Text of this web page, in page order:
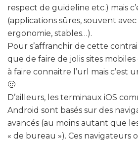
respect de guideline etc.) mais
(applications sûres, souvent
ergonomie, stables…).
Pour s’affranchir de cette
que de faire de jolis sites
à faire connaitre l’url mais c’est
🙂
D’ailleurs, les terminaux iOS
Android sont basés sur des
avancés (au moins autant que
« de bureau »). Ces